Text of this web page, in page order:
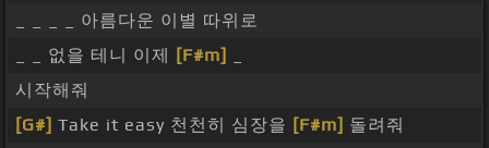
_ _ _ _ 아름다운 이별 따위로
_ _ 없을 테니 이제
[F#m]
시작해줘
[G#] Take it easy 천천히 심장을 [F#m] 돌려줘